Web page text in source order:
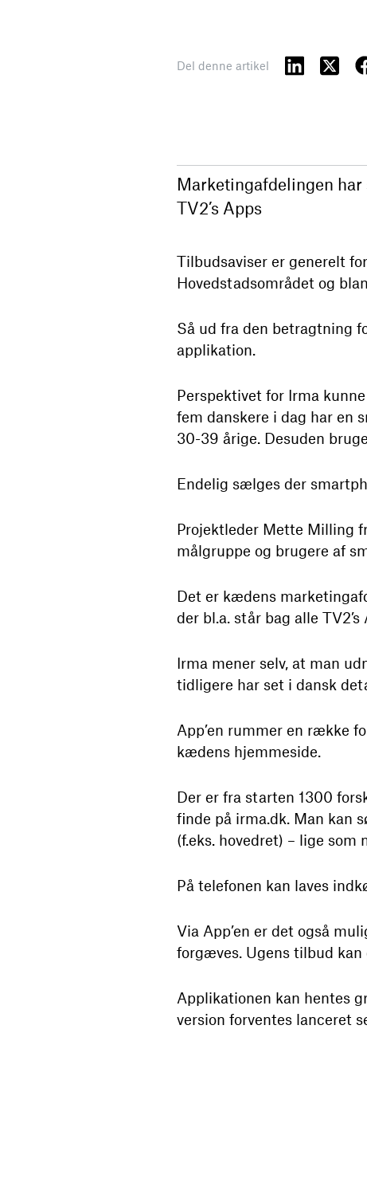
Del denne artikel
Marketingafdelingen har
TV2’s Apps
Tilbudsaviser er generelt
Hovedstadsområdet og
Så ud fra den betragtning
applikation.
Perspektivet for Irma
fem danskere i dag har en
30-39 årige. Desuden
Endelig sælges der
Projektleder Mette Milling
målgruppe og brugere af
Det er kædens
der bl.a. står bag alle TV2’s
Irma mener selv, at man
tidligere har set i dansk
App’en rummer en række
kædens hjemmeside.
Der er fra starten 1300
finde på irma.dk. Man kan
(f.eks. hovedret) – lige som
På telefonen kan laves
Via App’en er det også
forgæves. Ugens tilbud kan
Applikationen kan hentes
version forventes lanceret